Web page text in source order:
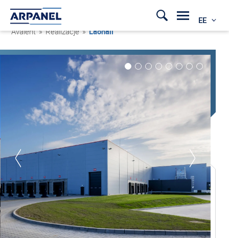
EE
Avaleht » Realizacje »Laohall